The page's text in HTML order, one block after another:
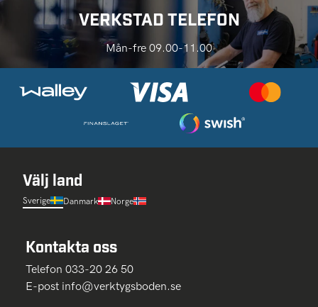
VERKSTAD TELEFON
Mån-fre 09.00-11.00
Välj land
Sverige Danmark Norge
Kontakta oss
Telefon 033-20 26 50
E-post info@verktygsboden.se